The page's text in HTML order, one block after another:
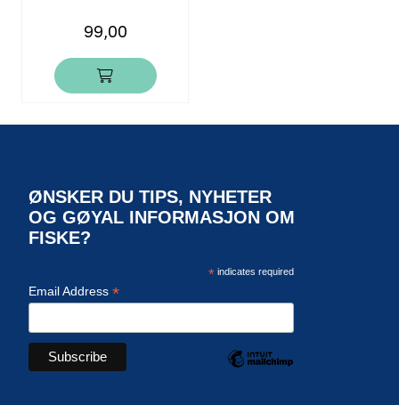
99,00
ØNSKER DU TIPS, NYHETER
OG GØYAL INFORMASJON OM
FISKE?
*indicates required
Email Address *